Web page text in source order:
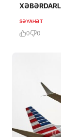
SƏYAHƏT
0 0